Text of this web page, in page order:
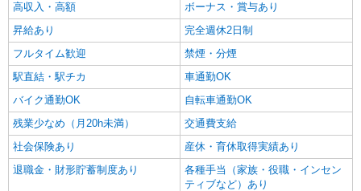
高収入・高額
ボーナス・賞与あり
昇給あり
完全週休2日制
フルタイム歓迎
禁煙・分煙
駅直結・駅チカ
車通勤OK
バイク通勤OK
自転車通勤OK
残業少なめ（月20h未満）
交通費支給
社会保険あり
産休・育休取得実績あり
退職金・財形貯蓄制度あり
各種手当（家族・役職・インセン
ティブなど）あり